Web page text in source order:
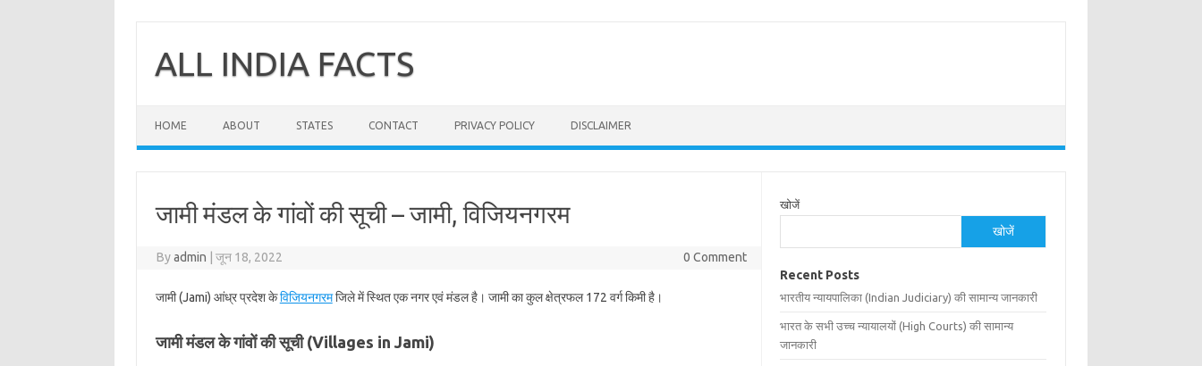
contentALL INDIA FACTS
HOME ABOUT STATES CONTACT PRIVACY POLICY DISCLAIMER
जामी मंडल के गांवों की सूची – जामी, विजियनगरम
Byadmin जून 18, 2022 0 Comment
जामी (Jami) आंध्र प्रदेश केविजियनगरमजिले में स्थित एक नगर एवं मंडल है। जामी का कुल क्षेत्रफल 172 वर्ग किमी है।
जामी मंडल के गांवों की सूची (Villages in Jami)
खोजें
खोजें
Recent Posts
भारतीय न्यायपालिका (Indian Judiciary) की सामान्य जानकारी
भारत के सभी उच्च न्यायालयों (High Courts) की सामान्य
जानकारी